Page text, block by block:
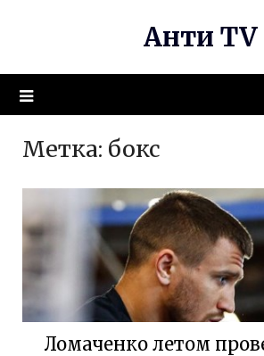
Анти TV
Метка: бокс
Ломаченко летом